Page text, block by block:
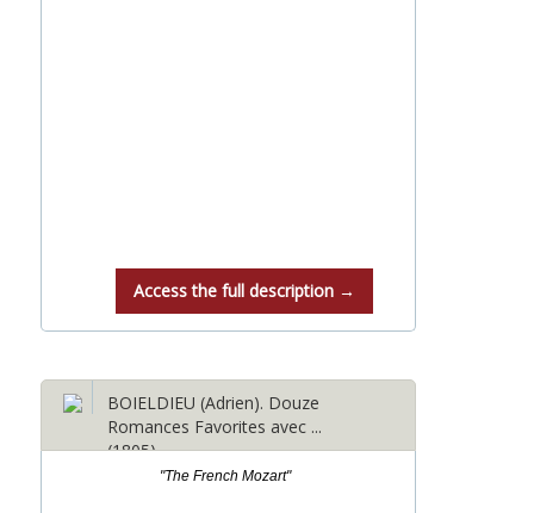
Access the full description →
BOIELDIEU (Adrien). Douze
Romances Favorites avec ...
(1805)
"The French Mozart"